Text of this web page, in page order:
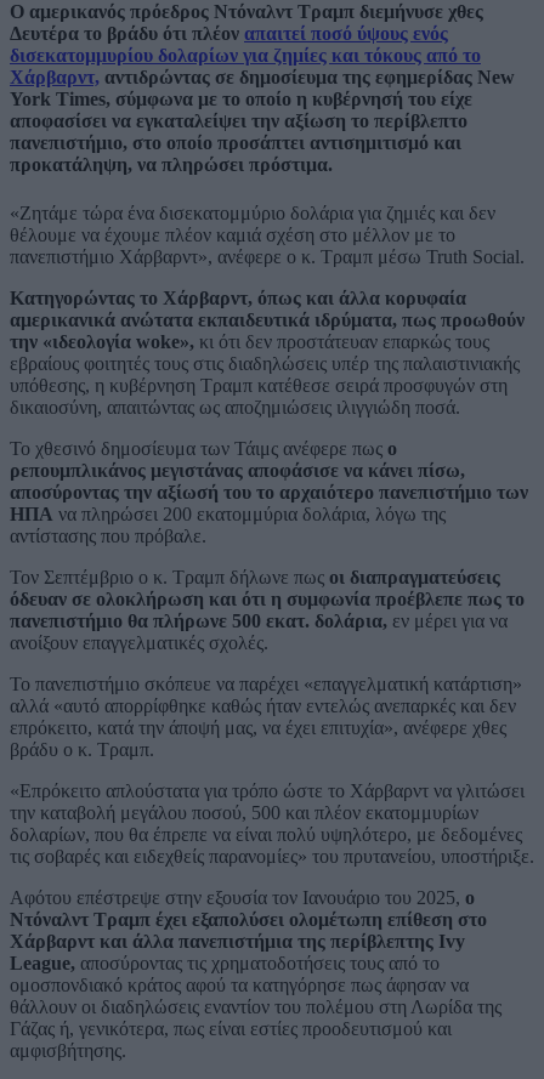
Ο αμερικανός πρόεδρος Ντόναλντ Τραμπ διεμήνυσε χθες
Δευτέρα το βράδυ ότι πλέον απαιτεί ποσό ύψους ενός
δισεκατομμυρίου δολαρίων για ζημίες και τόκους από το
Χάρβαρντ, αντιδρώντας σε δημοσίευμα της εφημερίδας New
York Times, σύμφωνα με το οποίο η κυβέρνησή του είχε
αποφασίσει να εγκαταλείψει την αξίωση το περίβλεπτο
πανεπιστήμιο, στο οποίο προσάπτει αντισημιτισμό και
προκατάληψη, να πληρώσει πρόστιμα.
«Ζητάμε τώρα ένα δισεκατομμύριο δολάρια για ζημιές και δεν
θέλουμε να έχουμε πλέον καμιά σχέση στο μέλλον με το
πανεπιστήμιο Χάρβαρντ», ανέφερε ο κ. Τραμπ μέσω Truth Social.
Κατηγορώντας το Χάρβαρντ, όπως και άλλα κορυφαία
αμερικανικά ανώτατα εκπαιδευτικά ιδρύματα, πως προωθούν
την «ιδεολογία woke», κι ότι δεν προστάτευαν επαρκώς τους
εβραίους φοιτητές τους στις διαδηλώσεις υπέρ της παλαιστινιακής
υπόθεσης, η κυβέρνηση Τραμπ κατέθεσε σειρά προσφυγών στη
δικαιοσύνη, απαιτώντας ως αποζημιώσεις ιλιγγιώδη ποσά.
Το χθεσινό δημοσίευμα των Τάιμς ανέφερε πως ο
ρεπουμπλικάνος μεγιστάνας αποφάσισε να κάνει πίσω,
αποσύροντας την αξίωσή του το αρχαιότερο πανεπιστήμιο των
ΗΠΑ να πληρώσει 200 εκατομμύρια δολάρια, λόγω της
αντίστασης που πρόβαλε.
Τον Σεπτέμβριο ο κ. Τραμπ δήλωνε πως οι διαπραγματεύσεις
όδευαν σε ολοκλήρωση και ότι η συμφωνία προέβλεπε πως το
πανεπιστήμιο θα πλήρωνε 500 εκατ. δολάρια, εν μέρει για να
ανοίξουν επαγγελματικές σχολές.
Το πανεπιστήμιο σκόπευε να παρέχει «επαγγελματική κατάρτιση»
αλλά «αυτό απορρίφθηκε καθώς ήταν εντελώς ανεπαρκές και δεν
επρόκειτο, κατά την άποψή μας, να έχει επιτυχία», ανέφερε χθες
βράδυ ο κ. Τραμπ.
«Επρόκειτο απλούστατα για τρόπο ώστε το Χάρβαρντ να γλιτώσει
την καταβολή μεγάλου ποσού, 500 και πλέον εκατομμυρίων
δολαρίων, που θα έπρεπε να είναι πολύ υψηλότερο, με δεδομένες
τις σοβαρές και ειδεχθείς παρανομίες» του πρυτανείου, υποστήριξε.
Αφότου επέστρεψε στην εξουσία τον Ιανουάριο του 2025, ο
Ντόναλντ Τραμπ έχει εξαπολύσει ολομέτωπη επίθεση στο
Χάρβαρντ και άλλα πανεπιστήμια της περίβλεπτης Ivy
League, αποσύροντας τις χρηματοδοτήσεις τους από το
ομοσπονδιακό κράτος αφού τα κατηγόρησε πως άφησαν να
θάλλουν οι διαδηλώσεις εναντίον του πολέμου στη Λωρίδα της
Γάζας ή, γενικότερα, πως είναι εστίες προοδευτισμού και
αμφισβήτησης.